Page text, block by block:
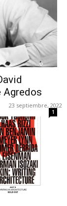
Agredos
23 septiembre, 2022
1